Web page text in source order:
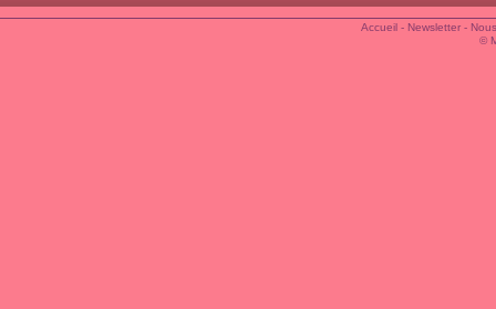
Accueil- Newsletter-
©